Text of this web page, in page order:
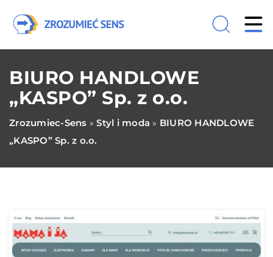
BIURO HANDLOWE
„KASPO” Sp. z o.o.
Zrozumiec-Sens »Styl i moda » BIURO HANDLOWE
„KASPO” Sp. z o.o.